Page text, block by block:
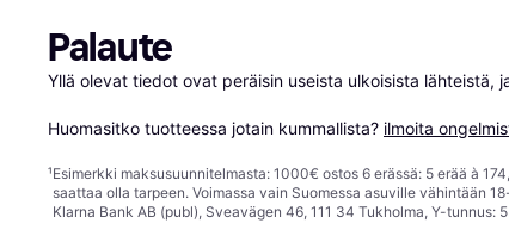
Palaute
Yllä olevat tiedot ovat peräisin useista ulkoisista lähteistä,
Huomasitko tuotteessa jotain kummallista? ilmoita
¹Esimerkki maksusuunnitelmasta: 1000€ ostos 6 erässä: 5 erää à
saattaa olla tarpeen. Voimassa vain Suomessa asuville vähintään
Klarna Bank AB (publ), Sveavägen 46, 111 34 Tukholma, Y-